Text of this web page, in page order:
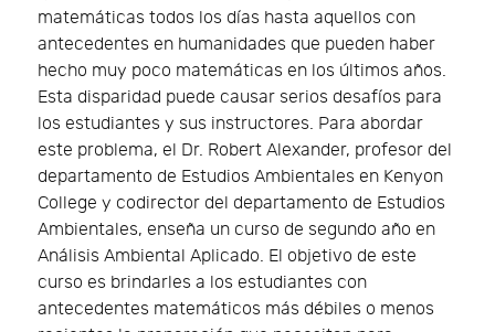
matemáticas todos los días hasta aquellos con
antecedentes en humanidades que pueden haber
hecho muy poco matemáticas en los últimos años.
Esta disparidad puede causar serios desafíos para
los estudiantes y sus instructores. Para abordar
este problema, el Dr. Robert Alexander, profesor del
departamento de Estudios Ambientales en Kenyon
College y codirector del departamento de Estudios
Ambientales, enseña un curso de segundo año en
Análisis Ambiental Aplicado. El objetivo de este
curso es brindarles a los estudiantes con
antecedentes matemáticos más débiles o menos